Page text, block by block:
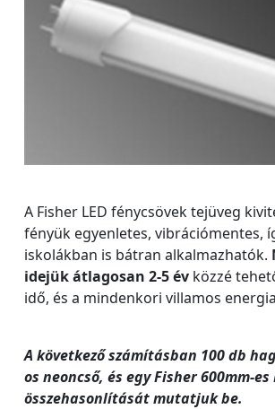
A Fisher LED fénycsövek tejüveg
fényük egyenletes, vibrációmentes,
iskolákban is bátran alkalmazhatók.
idejük átlagosan 2-5 év közzé
idő, és a mindenkori villamos
A következő számításban 100 db
os neoncső, és egy Fisher 600mm-es
összehasonlítását mutatjuk be.